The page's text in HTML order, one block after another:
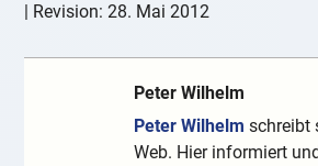
| Revision:28. Mai 2012
Peter Wilhelm
Peter Wilhelm schreibt
Web. Hier informiert